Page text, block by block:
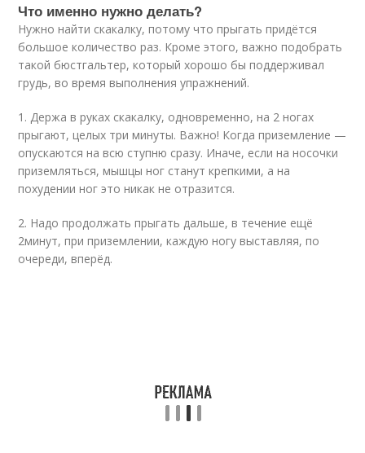
Что именно нужно делать?
Нужно найти скакалку, потому что прыгать придётся
большое количество раз. Кроме этого, важно подобрать
такой бюстгальтер, который хорошо бы поддерживал
грудь, во время выполнения упражнений.
1. Держа в руках скакалку, одновременно, на 2 ногах
прыгают, целых три минуты. Важно! Когда приземление —
опускаются на всю ступню сразу. Иначе, если на носочки
приземляться, мышцы ног станут крепкими, а на
похудении ног это никак не отразится.
2. Надо продолжать прыгать дальше, в течение ещё
2минут, при приземлении, каждую ногу выставляя, по
очереди, вперёд.